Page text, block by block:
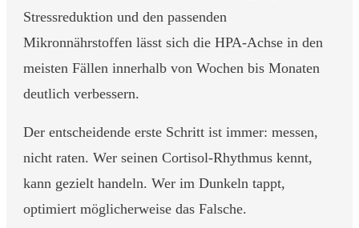
Stressreduktion und den passenden
Mikronnährstoffen lässt sich die HPA-Achse in den
meisten Fällen innerhalb von Wochen bis Monaten
deutlich verbessern.
Der entscheidende erste Schritt ist immer: messen,
nicht raten. Wer seinen Cortisol-Rhythmus kennt,
kann gezielt handeln. Wer im Dunkeln tappt,
optimiert möglicherweise das Falsche.